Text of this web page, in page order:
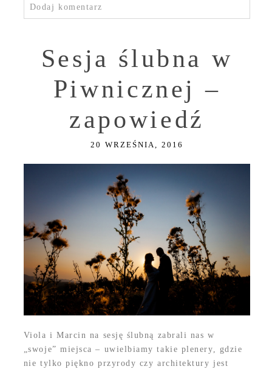
Dodaj komentarz
Sesja ślubna w
Piwnicznej –
zapowiedź
20 WRZEŚNIA, 2016
Viola i Marcin na sesję ślubną zabrali nas w
„swoje” miejsca – uwielbiamy takie plenery, gdzie
nie tylko piękno przyrody czy architektury jest